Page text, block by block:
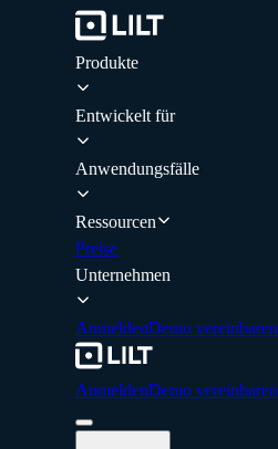
Produkte
Entwickelt für
Anwendungsfälle
Ressourcen
Preise
Unternehmen
AnmeldenDemo vereinbaren
AnmeldenDemo vereinbaren